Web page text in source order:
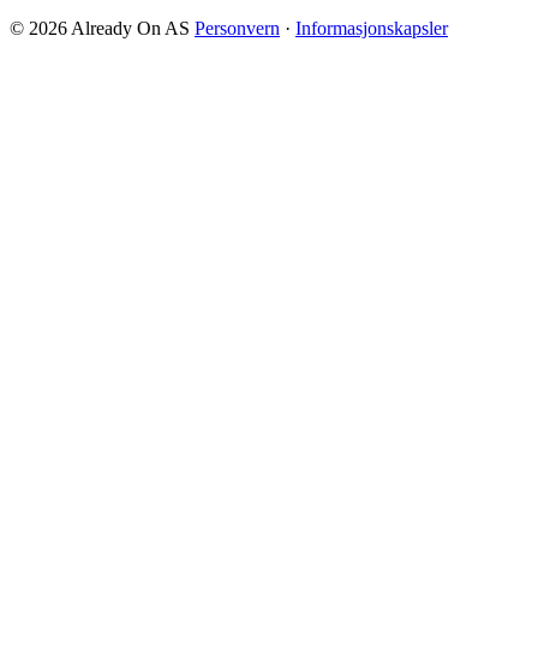
© 2026 Already On AS Personvern · Informasjonskapsler